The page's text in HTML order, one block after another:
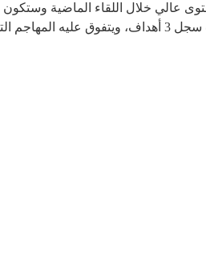
عالي خلال اللقاء الماضية وستكون
اليوم في غاية الصعوبة، ويتطلع المعز علي إلى التسجيل في لقاء اليوم ولا سيما وأنه ينافس على لقب الهدف حيث سجل 3 أهداف،